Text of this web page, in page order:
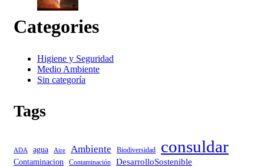
Categories
Higiene y Seguridad
Medio Ambiente
Sin categoría
Tags
ADA agua Aire Ambiente Biodiversidad consuldar
Contaminacion Contaminación DesarrolloSostenible